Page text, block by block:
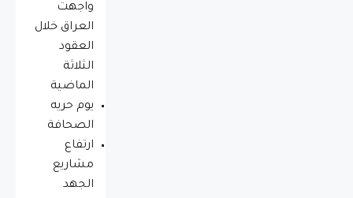
واجهت
العراق خلال
العقود
الثلاثة
الماضية
يوم حريه
الصحافة
ارتفاع
مشاريع
الجهد